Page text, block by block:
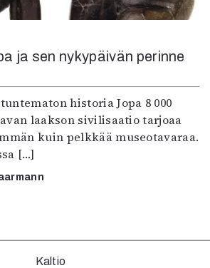
Kuvataide
Esitystaide
Lehdet
4/2026
2–3/2026
1/2026
Lehtiarkisto
ja sen nykypäivän perinne
historia Jopa 8 000
laakson sivilisaatio tarjoaa
kuin pelkkää museotavaraa.
[…]
Kaltio